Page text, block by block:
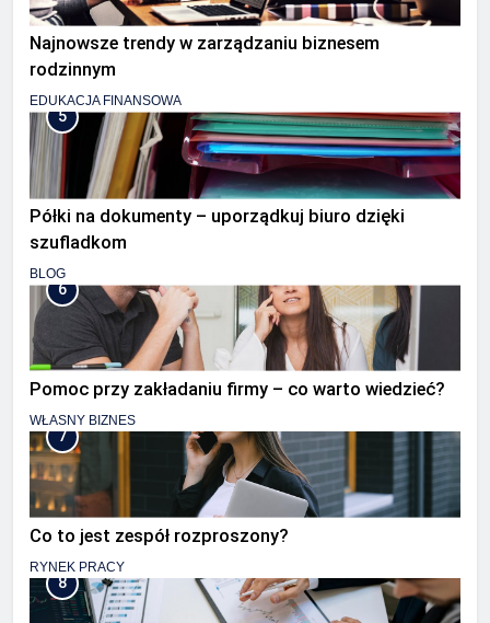
Najnowsze trendy w zarządzaniu biznesem
rodzinnym
EDUKACJA FINANSOWA
5
Półki na dokumenty – uporządkuj biuro dzięki
szufladkom
BLOG
6
Pomoc przy zakładaniu firmy – co warto wiedzieć?
WŁASNY BIZNES
7
Co to jest zespół rozproszony?
RYNEK PRACY
8